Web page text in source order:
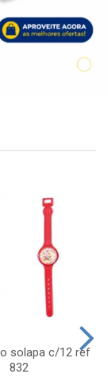
solapa c/12 ref
832